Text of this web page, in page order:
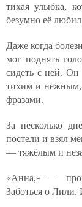
тихая улыбка,
безумно её
Даже когда
мог поднять
сидеть с ней. Он
тихим и нежным,
фразами.
За несколько
постели и взял
— тяжёлым и
«Анна,» —
Заботься о Лили.